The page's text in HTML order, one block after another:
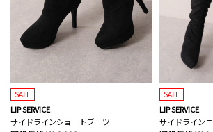
SALE
LIP SERVICE
サイドラインショートブーツ
SALE
LIP SERVICE
サイドライン